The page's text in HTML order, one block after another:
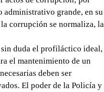
administrativo grande, en su
corrupción se normaliza, la
duda el profiláctico ideal,
el mantenimiento de un
deben ser
El poder de la Policía y